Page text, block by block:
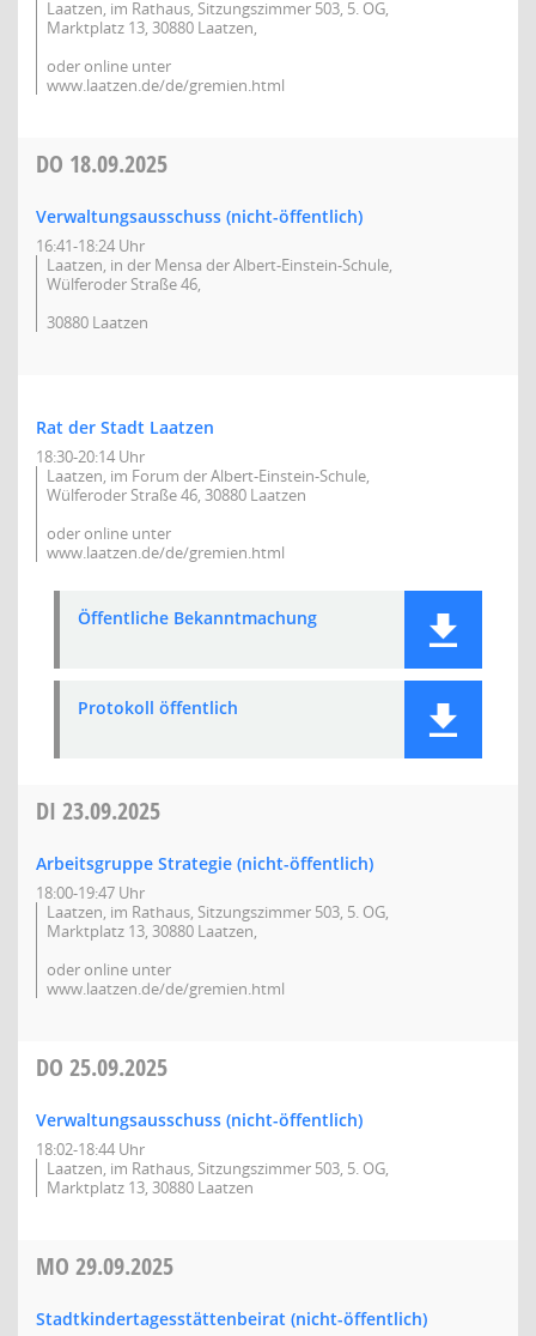
Laatzen, im Rathaus, Sitzungszimmer 503, 5. OG,
Marktplatz 13, 30880 Laatzen,
oder online unter
www.laatzen.de/de/gremien.html
DO 18.09.2025
Verwaltungsausschuss (nicht-öffentlich)
16:41-18:24 Uhr
Laatzen, in der Mensa der Albert-Einstein-Schule,
Wülferoder Straße 46,
30880 Laatzen
Rat der Stadt Laatzen
18:30-20:14 Uhr
Laatzen, im Forum der Albert-Einstein-Schule,
Wülferoder Straße 46, 30880 Laatzen
oder online unter
www.laatzen.de/de/gremien.html
Öffentliche Bekanntmachung
Protokoll öffentlich
DI 23.09.2025
Arbeitsgruppe Strategie (nicht-öffentlich)
18:00-19:47 Uhr
Laatzen, im Rathaus, Sitzungszimmer 503, 5. OG,
Marktplatz 13, 30880 Laatzen,
oder online unter
www.laatzen.de/de/gremien.html
DO 25.09.2025
Verwaltungsausschuss (nicht-öffentlich)
18:02-18:44 Uhr
Laatzen, im Rathaus, Sitzungszimmer 503, 5. OG,
Marktplatz 13, 30880 Laatzen
MO 29.09.2025
Stadtkindertagesstättenbeirat (nicht-öffentlich)